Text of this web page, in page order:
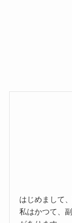
はじめまして
私はかつて、